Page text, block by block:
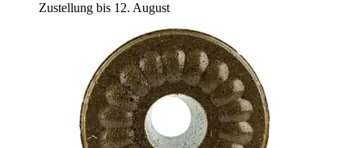
Zustellung bis 12. August